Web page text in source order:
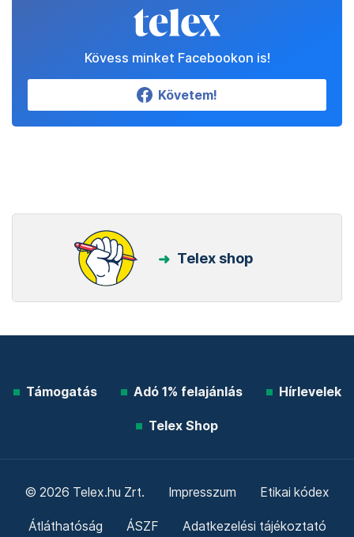
Kövess minket Facebookon is!
Követem!
Telex shop
Támogatás Adó 1% felajánlás Hírlevelek
Telex Shop
© 2026 Telex.hu Zrt. Impresszum Etikai kódex
Átláthatóság ÁSZF Adatkezelési tájékoztató